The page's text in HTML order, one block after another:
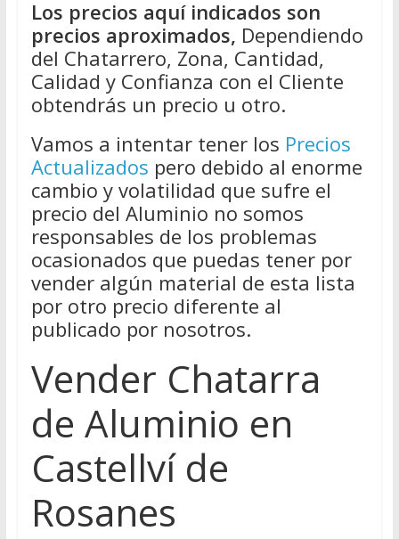
Los precios aquí indicados son
precios aproximados, Dependiendo
del Chatarrero, Zona, Cantidad,
Calidad y Confianza con el Cliente
obtendrás un precio u otro.
Vamos a intentar tener los Precios
Actualizados pero debido al enorme
cambio y volatilidad que sufre el
precio del Aluminio no somos
responsables de los problemas
ocasionados que puedas tener por
vender algún material de esta lista
por otro precio diferente al
publicado por nosotros.
Vender Chatarra
de Aluminio en
Castellví de
Rosanes